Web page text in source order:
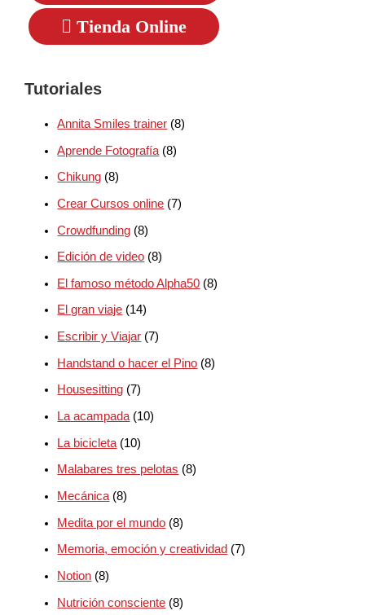
Tienda Online
Tutoriales
Annita Smiles trainer (8)
Aprende Fotografía (8)
Chikung (8)
Crear Cursos online (7)
Crowdfunding (8)
Edición de video (8)
El famoso método Alpha50 (8)
El gran viaje (14)
Escribir y Viajar (7)
Handstand o hacer el Pino (8)
Housesitting (7)
La acampada (10)
La bicicleta (10)
Malabares tres pelotas (8)
Mecánica (8)
Medita por el mundo (8)
Memoria, emoción y creatividad (7)
Notion (8)
Nutrición consciente (8)